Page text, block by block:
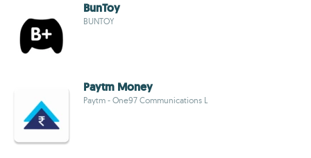
BunToy
BUNTOY
Paytm Money
Paytm - One97 Communications L